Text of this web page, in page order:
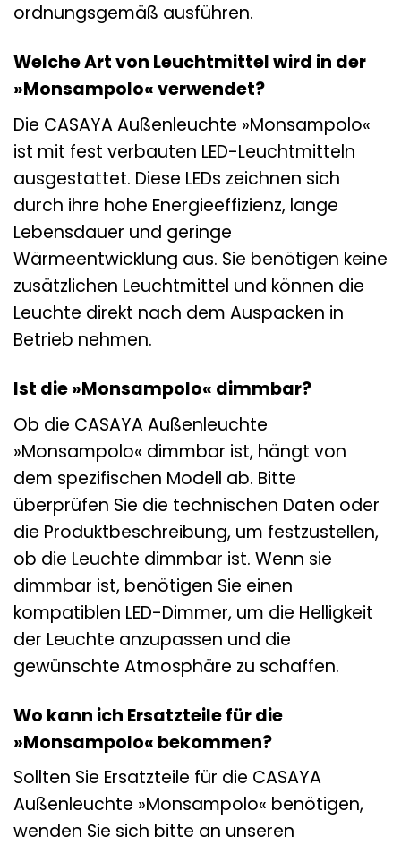
ordnungsgemäß ausführen.
Welche Art von Leuchtmittel wird in der
»Monsampolo« verwendet?
Die CASAYA Außenleuchte »Monsampolo«
ist mit fest verbauten LED-Leuchtmitteln
ausgestattet. Diese LEDs zeichnen sich
durch ihre hohe Energieeffizienz, lange
Lebensdauer und geringe
Wärmeentwicklung aus. Sie benötigen keine
zusätzlichen Leuchtmittel und können die
Leuchte direkt nach dem Auspacken in
Betrieb nehmen.
Ist die »Monsampolo« dimmbar?
Ob die CASAYA Außenleuchte
»Monsampolo« dimmbar ist, hängt von
dem spezifischen Modell ab. Bitte
überprüfen Sie die technischen Daten oder
die Produktbeschreibung, um festzustellen,
ob die Leuchte dimmbar ist. Wenn sie
dimmbar ist, benötigen Sie einen
kompatiblen LED-Dimmer, um die Helligkeit
der Leuchte anzupassen und die
gewünschte Atmosphäre zu schaffen.
Wo kann ich Ersatzteile für die
»Monsampolo« bekommen?
Sollten Sie Ersatzteile für die CASAYA
Außenleuchte »Monsampolo« benötigen,
wenden Sie sich bitte an unseren